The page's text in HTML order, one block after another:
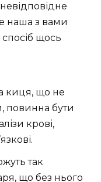
наша з вами
щось
киця, що не
повинна бути
крові,
так
що без нього